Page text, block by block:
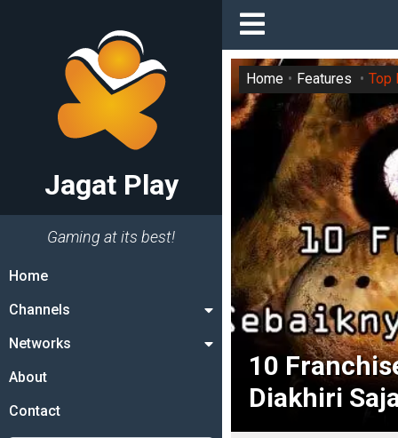
Jagat Play
Gaming at its best!
Home
Channels
Networks
About
Contact
10
Diakhiri
Home Features Top